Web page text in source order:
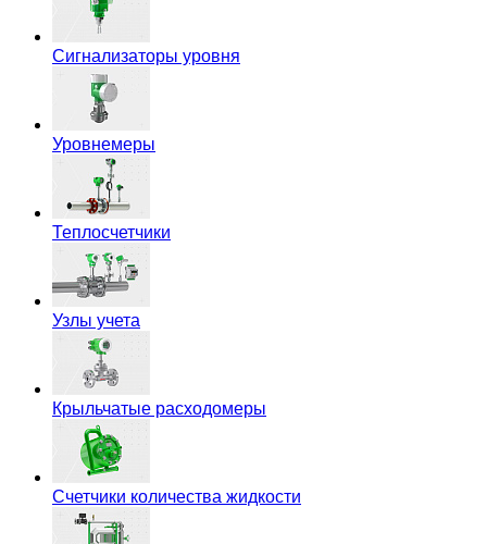
Сигнализаторы уровня
Уровнемеры
Теплосчетчики
Узлы учета
Крыльчатые расходомеры
Счетчики количества жидкости